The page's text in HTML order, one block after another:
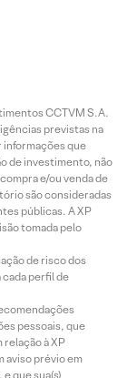
CCTVM S.A.
previstas na
que
de investimento, não
e/ou venda de
são consideradas
públicas. A XP
tomada pelo
de risco dos
cada perfil de
pessoais, que
à XP
aviso prévio em
que sua(s)